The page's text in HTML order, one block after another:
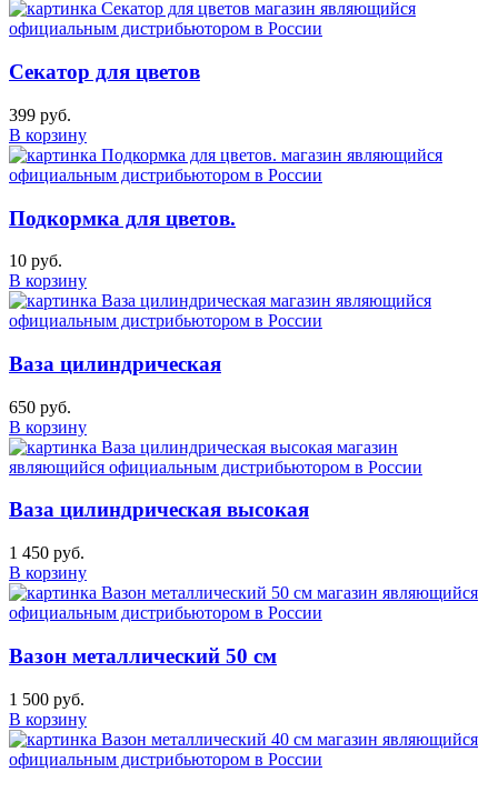
Секатор для цветов
399 руб.
В корзину
Подкормка для цветов.
10 руб.
В корзину
Ваза цилиндрическая
650 руб.
В корзину
Ваза цилиндрическая высокая
1 450 руб.
В корзину
Вазон металлический 50 см
1 500 руб.
В корзину